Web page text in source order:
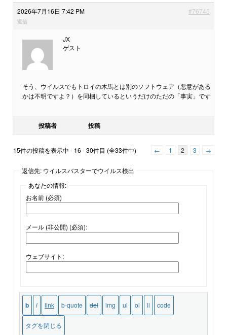
2026年7月16日 7:42 PM #76745
返信
JX
ゲスト
そう、ウイルスでもトロイの木馬とは別のソフトウェア（悪意がある
かは不明ですよ？）を同梱しているというだけのただの「事実」です
投稿者 投稿
15件の投稿を表示中 - 16 - 30件目 (全33件中) ← 1 2 3 →
返信先: ウイルスバスターでウイルス検出
あなたの情報:
お名前 (必須)
メール (非公開) (必須):
ウェブサイト: